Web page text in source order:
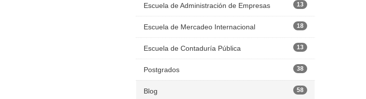
Escuela de Administración de Empresas 13
Escuela de Mercadeo Internacional 18
Escuela de Contaduría Pública 13
Postgrados 38
Blog 58